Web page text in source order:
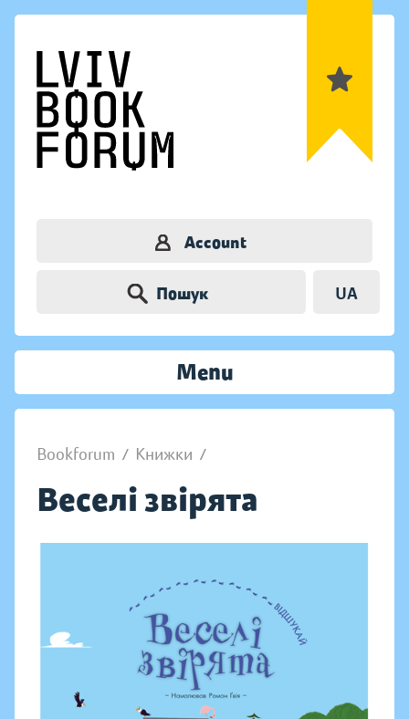
Account
Пошук UA
Menu
Bookforum / Книжки /
Веселі звірята